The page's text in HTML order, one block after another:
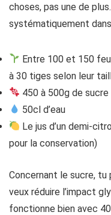
choses, pas une de
systématiquement
Entre 100 et 150
à 30 tiges selon leur
450 à 500g de
50cl d’eau
Le jus d’un demi-
pour la conservation)
Concernant le sucre,
veux réduire l’impact
fonctionne bien avec